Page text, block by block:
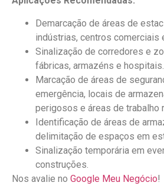
Demarcação de áreas de
indústrias, centros comerciais
Sinalização de corredores e
fábricas, armazéns e hospitais.
Marcação de áreas de
emergência, locais de
perigosos e áreas de trabalho
Identificação de áreas de
delimitação de espaços em
Sinalização temporária em
construções.
Nos avalie no Google Meu Negócio!